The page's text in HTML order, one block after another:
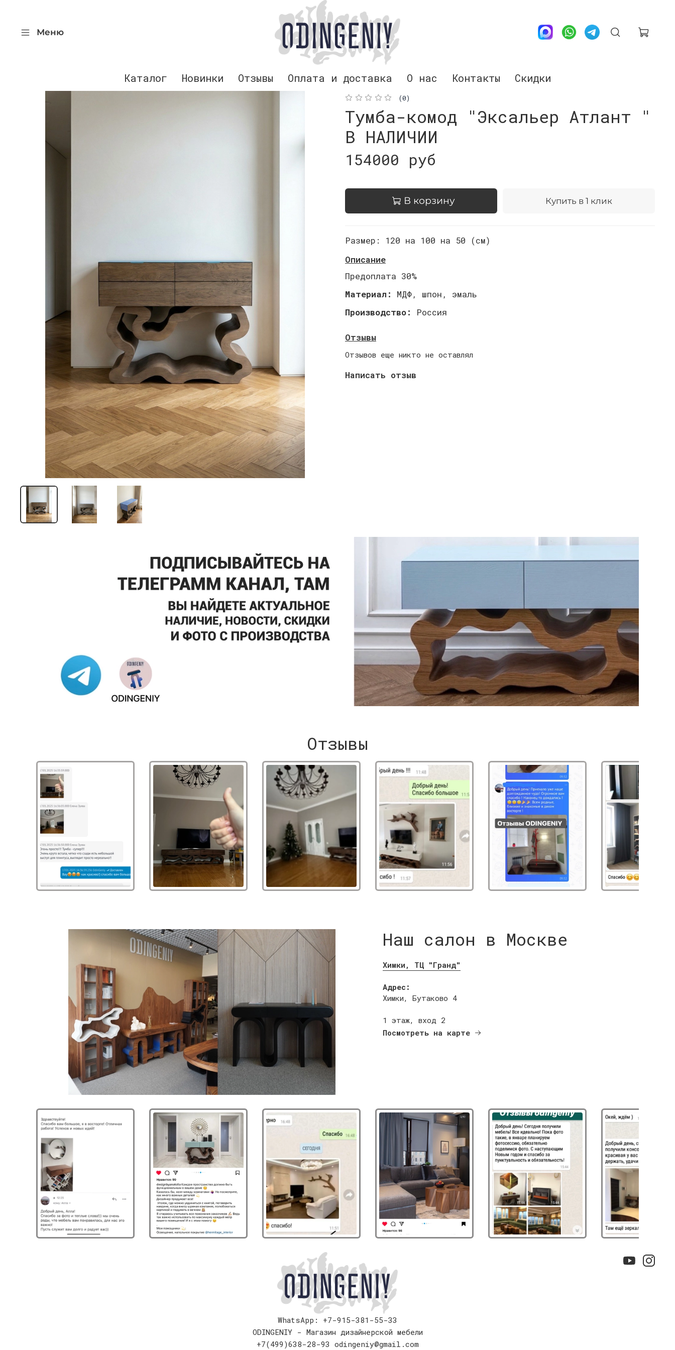
Меню
Каталог Новинки Отзывы Оплата и доставка О нас Контакты Скидки
(0)
Тумба-комод "Эксальер Атлант "
В НАЛИЧИИ
154000 руб
В корзину Купить в 1 клик
Размер: 120 на 100 на 50 (см)
Описание
Предоплата 30%
Материал:
МДФ, шпон, эмаль
Производство:
Россия
Отзывы
Отзывов еще никто не оставлял
Написать отзыв
Отзывы
Наш салон в Москве
Химки, ТЦ "Гранд"
Адрес:
Химки, Бутаково 4
1 этаж, вход 2
Посмотреть на карте
WhatsApp: +7-915-381-55-33
ODINGENIY - Магазин дизайнерской мебели
+7(499)638-28-93 odingeniy@gmail.com